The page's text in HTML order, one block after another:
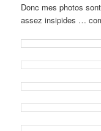
Donc mes photos
assez insipides …